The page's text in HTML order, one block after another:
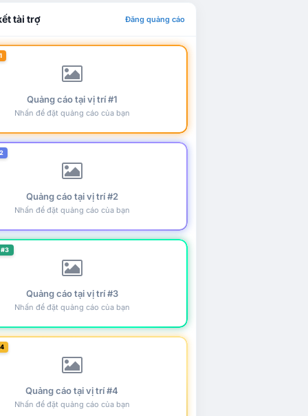
tài trợ Đăng quảng cáo
Quảng cáo tại vị trí #1
Nhấn để đặt quảng cáo của bạn
Quảng cáo tại vị trí #2
Nhấn để đặt quảng cáo của bạn
Quảng cáo tại vị trí #3
Nhấn để đặt quảng cáo của bạn
Quảng cáo tại vị trí #4
Nhấn để đặt quảng cáo của bạn